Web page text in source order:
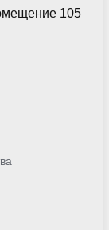
105